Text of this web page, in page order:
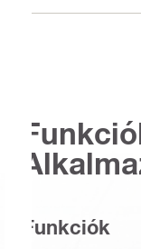
Funkciók